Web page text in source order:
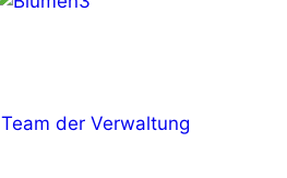
Team der Verwaltung